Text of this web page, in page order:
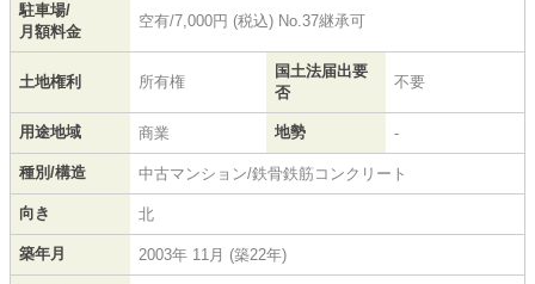
駐車場/
月額料金
空有/7,000円 (税込) No.37継承可
土地権利 所有権
国土法届出要
否
不要
用途地域 商業 地勢 -
種別/構造 中古マンション/鉄骨鉄筋コンクリート
向き 北
築年月 2003年 11月 (築22年)